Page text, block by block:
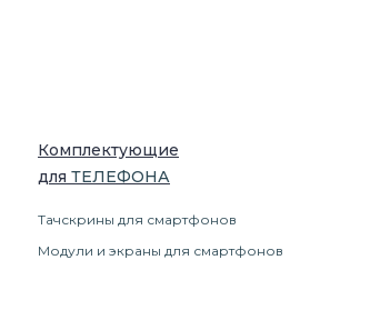
Комплектующие
для ТЕЛЕФОНА
Тачскрины для смартфонов
Модули и экраны для смартфонов